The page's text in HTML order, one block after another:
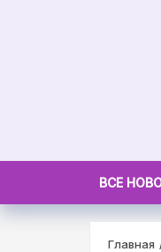
ВСЕ
Главная